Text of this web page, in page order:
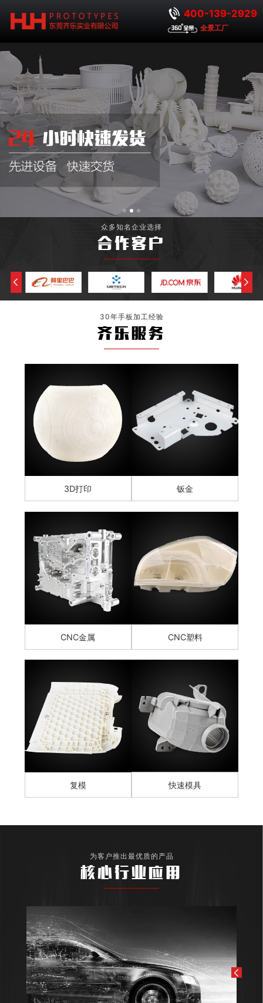
400-139-2929
全景工厂
众多知名企业选择
合作客户
30年手板加工经验
齐乐服务
3D打印 钣金
CNC金属 CNC塑料
复模 快速模具
为客户推出最优质的产品
核心行业应用